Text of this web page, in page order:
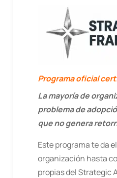
Programa oficial
La mayoría de
problema de
que no genera
Este programa te da
organización hasta
propias del Strategic